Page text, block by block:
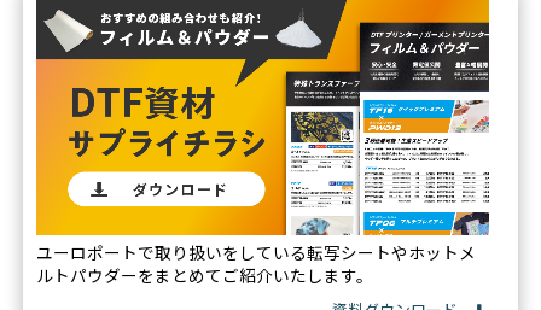
ユーロポートで取り扱いをしている転写シートやホットメ
ルトパウダーをまとめてご紹介いたします。